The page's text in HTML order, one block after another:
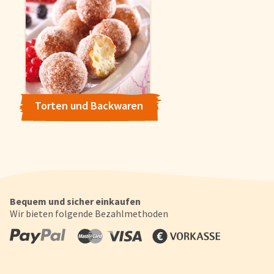
Torten und Backwaren
Bequem und sicher einkaufen
Wir bieten folgende Bezahlmethoden